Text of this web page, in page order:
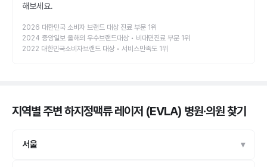
해보세요.
2026 대한민국 소비자 브랜드 대상 진료 부문 1위
2024 중앙일보 올해의 우수브랜드대상 • 비대면진료 부문 1위
2022 대한민국소비자브랜드 대상 • 서비스만족도 1위
지역별 주변 하지정맥류 레이저 (EVLA) 병원·의원찾기
서울